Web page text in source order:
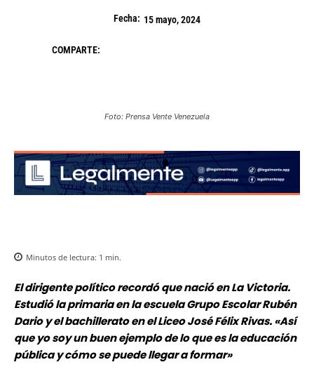
Fecha: 15 mayo, 2024
COMPARTE:
Foto: Prensa Vente Venezuela
Minutos de lectura: 1 min.
El dirigente político recordó que nació en La Victoria.
Estudió la primaria en la escuela Grupo Escolar Rubén
Dario y el bachillerato en el Liceo José Félix Rivas. «Así
que yo soy un buen ejemplo de lo que es la educación
pública y cómo se puede llegar a formar»